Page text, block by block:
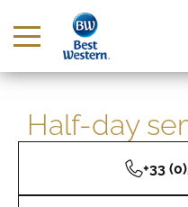
Half-day
+33